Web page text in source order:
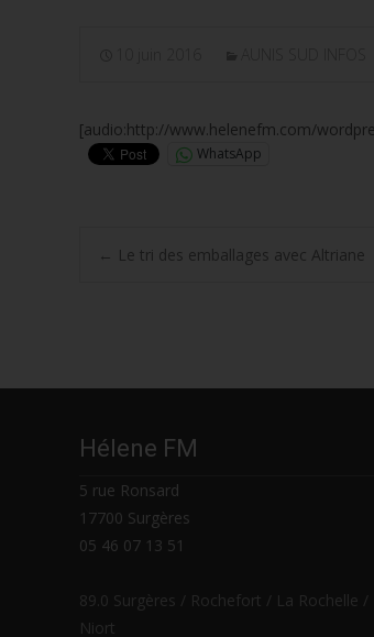
[audio:http://www.helenefm.com/
WhatsApp
Post
← Le tri des emballages avec Altriane
Hélene FM
5 rue Ronsard
17700 Surgères
05 46 07 13 51
89.0 Surgères / Rochefort / La Rochelle /
Niort